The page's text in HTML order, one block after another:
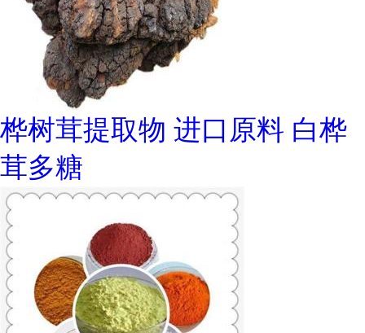
桦树茸提取物 进口原料 白桦
茸多糖